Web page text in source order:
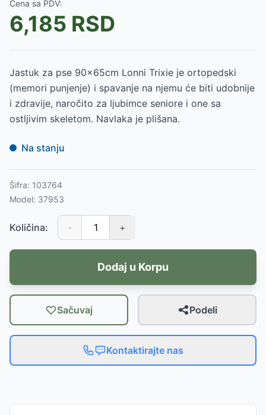
Cena sa PDV:
6,185 RSD
Jastuk za pse 90x65cm Lonni Trixie je ortopedski
(memori punjenje) i spavanje na njemu će biti udobnije
i zdravije, naročito za ljubimce seniore i one sa
ostljivim skeletom. Navlaka je plišana.
Na stanju
Šifra: 103764
Model: 37953
Količina: - +
Dodaj u Korpu
Sačuvaj Podeli
Kontaktirajte nas